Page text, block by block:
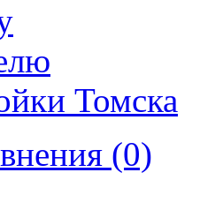
Томска
(0)